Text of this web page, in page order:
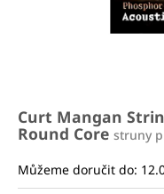
Curt Mangan
Round Core struny
Můžeme doručit do:
t
e
a